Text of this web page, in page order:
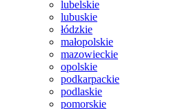
lubelskie
lubuskie
łódzkie
małopolskie
mazowieckie
opolskie
podkarpackie
podlaskie
pomorskie